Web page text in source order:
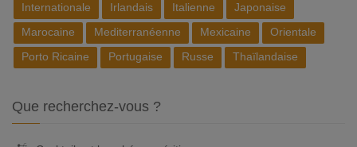
Internationale
Irlandais Italienne
Japonaise
Marocaine
Mediterranéenne Mexicaine
Orientale
Porto Ricaine
Portugaise Russe Thaïlandaise
Que recherchez-vous ?